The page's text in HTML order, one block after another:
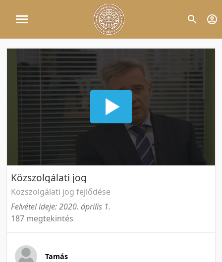
Közszolgálati jog
Közszolgálati jog fejlődése
Felvétel ideje: 2020. április 1.
187 megtekintés
Tamás